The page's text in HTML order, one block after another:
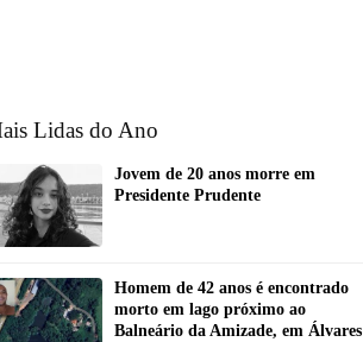
Lidas do Ano
Jovem de 20 anos morre em
Presidente Prudente
Homem de 42 anos é encontrado
morto em lago próximo ao
Balneário da Amizade, em Álvares